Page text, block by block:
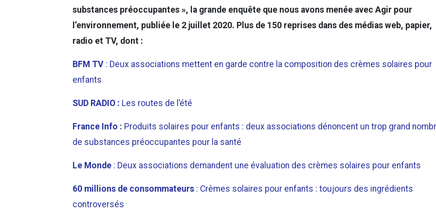
substances préoccupantes », la grande enquête que nous avons menée avec Agir pour
l’environnement, publiée le 2 juillet 2020. Plus de 150 reprises dans des médias web, papier,
radio et TV, dont :
BFM TV : Deux associations mettent en garde contre la composition des crèmes solaires pour
enfants
SUD RADIO : Les routes de l’été
France Info : Produits solaires pour enfants : deux associations dénoncent un trop grand
de substances préoccupantes pour la santé
Le Monde : Deux associations demandent une évaluation des crèmes solaires pour enfants
60 millions de consommateurs : Crèmes solaires pour enfants : toujours des ingrédients
controversés